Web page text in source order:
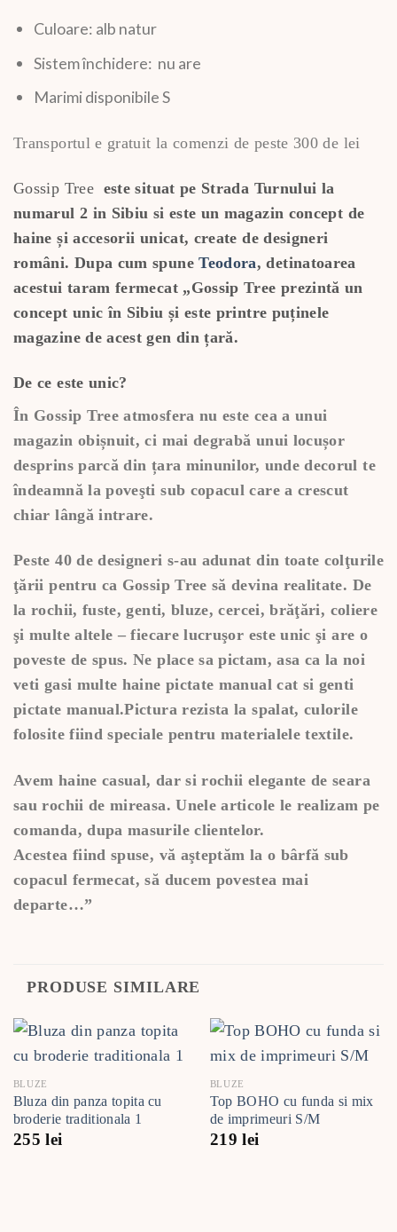
Culoare: alb natur
Sistem închidere: nu are
Marimi disponibile S
Transportul e gratuit la comenzi de peste 300 de lei
Gossip Tree este situat pe Strada Turnului la
numarul 2 in Sibiu si este un magazin concept de
haine și accesorii unicat, create de designeri
români. Dupa cum spuneTeodora, detinatoarea
acestui taram fermecat „Gossip Tree prezintă un
concept unic în Sibiu și este printre puținele
magazine de acest gen din țară.
De ce este unic?
În Gossip Tree atmosfera nu este cea a unui
magazin obișnuit, ci mai degrabă unui locușor
desprins parcă din țara minunilor, unde decorul te
îndeamnă la poveşti sub copacul care a crescut
chiar lângă intrare.
Peste 40 de designeri s-au adunat din toate colţurile
ţării pentru ca Gossip Tree să devina realitate. De
la rochii, fuste, genti, bluze, cercei, brăţări, coliere
şi multe altele – fiecare lucruşor este unic şi are o
poveste de spus. Ne place sa pictam, asa ca la noi
veti gasi multe haine pictate manual cat si genti
pictate manual.Pictura rezista la spalat, culorile
folosite fiind speciale pentru materialele textile.
Avem haine casual, dar si rochii elegante de seara
sau rochii de mireasa. Unele articole le realizam pe
comanda, dupa masurile clientelor.
Acestea fiind spuse, vă aşteptăm la o bârfă sub
copacul fermecat, să ducem povestea mai
departe…”
PRODUSE SIMILARE
BLUZE
Bluza din panza topita cu
broderie traditionala 1
255lei
BLUZE
Top BOHO cu funda si mix
de imprimeuri S/M
219lei